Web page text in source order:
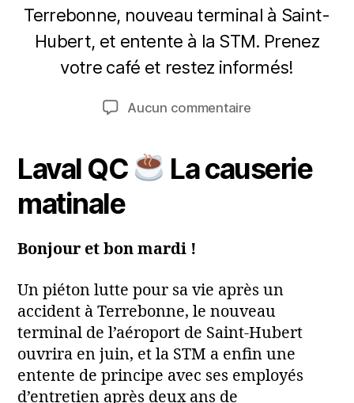
Terrebonne, nouveau terminal à Saint-
Hubert, et entente à la STM. Prenez
votre café et restez informés!
P
a
a
2
m
a
s
2
6
Aucun commentairesur
Bref.
24
Laval QC
La causerie
matinale
Bonjour et bon mardi !
Un piéton lutte pour sa vie après un
accident à Terrebonne, le nouveau
terminal de l’aéroport de Saint-Hubert
ouvrira en juin, et la STM a enfin une
entente de principe avec ses employés
d’entretien après deux ans de